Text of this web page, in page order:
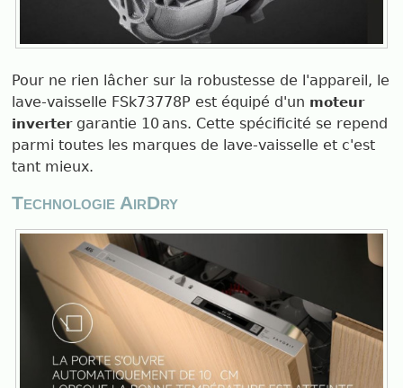
Pour ne rien lâcher sur la robustesse de l'appareil, le
lave-vaisselle FSk73778P est équipé d'un moteur
invertergarantie 10 ans. Cette spécificité se repend
parmi toutes les marques de lave-vaisselle et c'est
tant mieux.
Technologie AirDry